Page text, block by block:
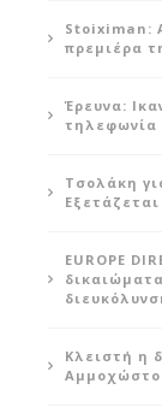
Stoiximan:
πρεμιέρα
Έρευνα:
τηλεφωνία
Τσολάκη
EUROPE
Κλειστή η